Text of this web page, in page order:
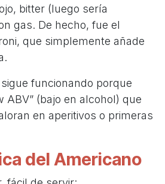
bitter (luego sería
gas. De hecho, fue el
que simplemente añade
funcionando porque
ABV” (bajo en alcohol) que
en aperitivos o primeras
del Americano